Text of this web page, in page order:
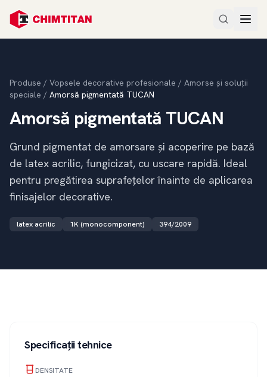
Produse / Vopsele decorative profesionale / Amorse și soluții
speciale / Amorsă pigmentată TUCAN
Amorsă pigmentată TUCAN
Grund pigmentat de amorsare și acoperire pe bază
de latex acrilic, fungicizat, cu uscare rapidă. Ideal
pentru pregătirea suprafețelor înainte de aplicarea
finisajelor decorative.
latex acrilic 1K (monocomponent) 394/2009
Specificații tehnice
DENSITATE